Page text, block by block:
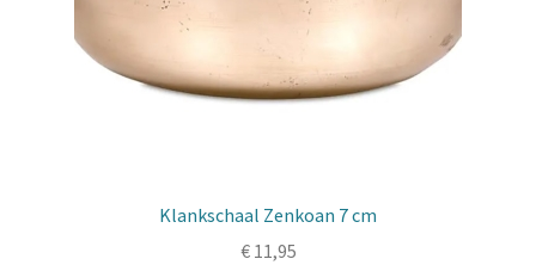
Klankschaal Zenkoan 7 cm
€11,95